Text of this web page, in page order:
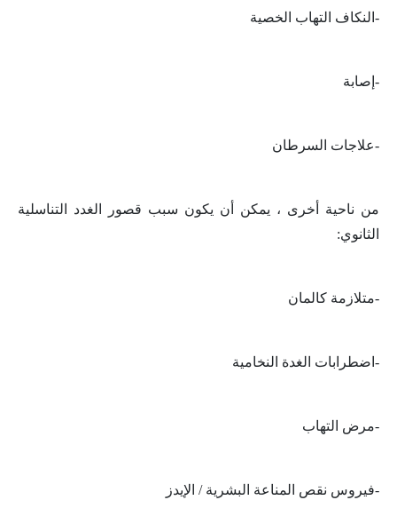
-النكاف التهاب الخصية
-إصابة
-علاجات السرطان
من ناحية أخرى ، يمكن أن يكون سبب قصور الغدد التناسلية
الثانوي:
-متلازمة كالمان
-اضطرابات الغدة النخامية
-مرض التهاب
-فيروس نقص المناعة البشرية / الإيدز